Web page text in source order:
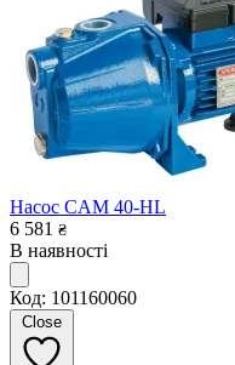
Насос CAM 40-HL
6 581 ₴
В наявності
Код: 101160060
Close